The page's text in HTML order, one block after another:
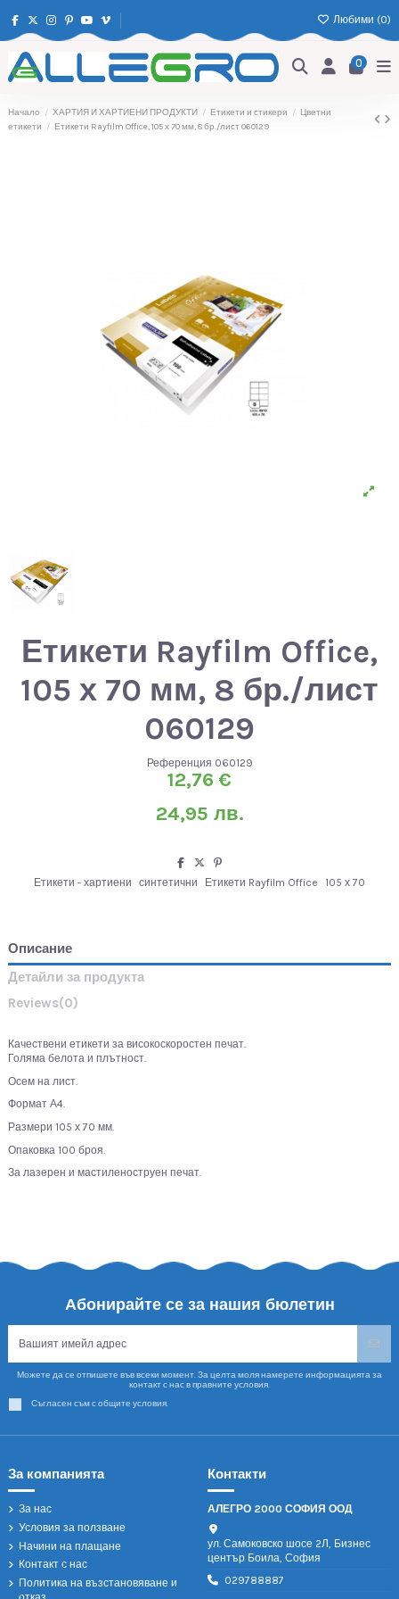
Любими (0)
0
Начало ХАРТИЯ И ХАРТИЕНИ ПРОДУКТИ Етикети и стикери
Цветни
етикети
Етикети Rayfilm Office, 105 х 70 мм, 8 бр./лист 060129
Етикети Rayfilm Office,
105 х 70 мм, 8 бр./лист
060129
Референция 060129
12,76 €
24,95 лв.
Етикети - хартиени синтетични Етикети Rayfilm Office 105 х 70
Описание
Детайли за продукта
Reviews(0)
Качествени етикети за високоскоростен печат.
Голяма белота и плътност.
Осем на лист.
Формат А4.
Размери 105 х 70 мм.
Опаковка 100 броя.
За лазерен и мастиленоструен печат.
Абонирайте се за нашия бюлетин
Можете да се отпишете във всеки момент. За целта моля намерете информацията за
контакт с нас в правните условия.
Съгласен съм с общите условия.
За компанията
За нас
Условия за ползване
Начини на плащане
Контакт с нас
Политика на възстановяване и
Контакти
АЛЕГРО 2000 СОФИЯ ООД
ул. Самоковско шосе 2Л, Бизнес
център Боила, София
029788887